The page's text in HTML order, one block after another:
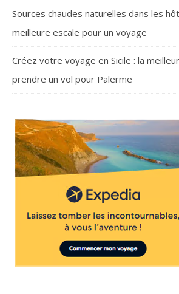
Sources chaudes naturelles dans les
meilleure escale pour un voyage
Créez votre voyage en Sicile : la
prendre un vol pour Palerme